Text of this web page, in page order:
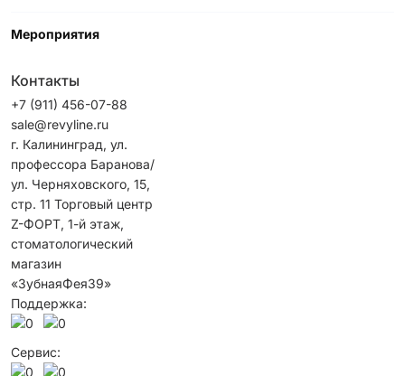
Мероприятия
Контакты
+7 (911) 456-07-88
sale@revyline.ru
г. Калининград, ул.
профессора Баранова/
ул. Черняховского, 15,
стр. 1​1 ​Торговый центр
Z-ФОРТ, 1-й этаж,
стоматологический
магазин
«ЗубнаяФея39»
Поддержка:
Сервис: